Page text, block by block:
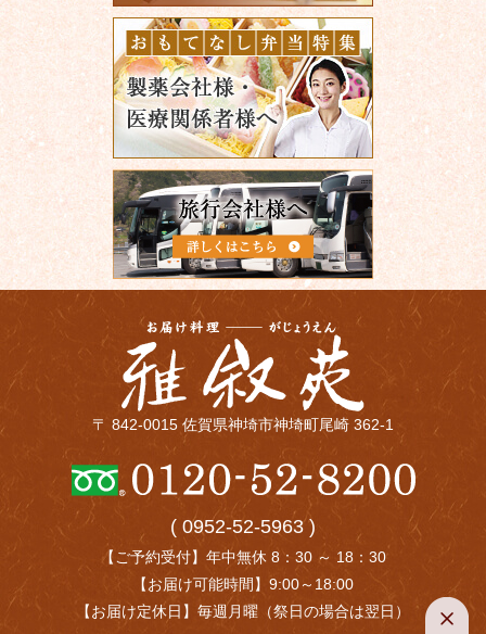
〒 842-0015 佐賀県神埼市神埼町尾崎 362-1
( 0952-52-5963 )
【ご予約受付】年中無休 8：30 ～ 18：30
【お届け可能時間】9:00～18:00
【お届け定休日】毎週月曜（祭日の場合は翌日）